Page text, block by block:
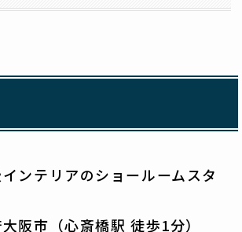
ンテリアのショールームスタ
阪市（心斎橋駅 徒歩1分）